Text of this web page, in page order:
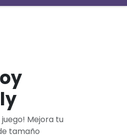
Mejora tu
tamaño